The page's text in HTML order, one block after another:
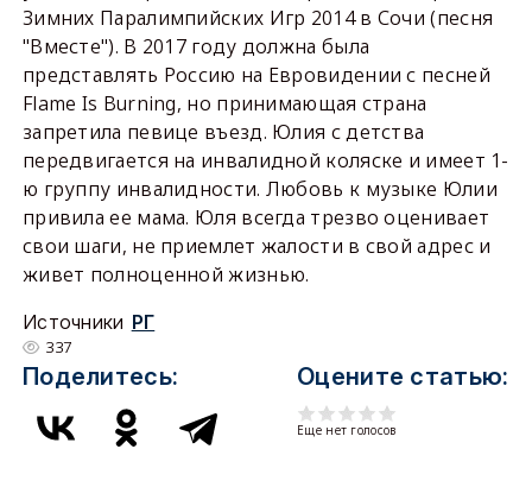
Зимних Паралимпийских Игр 2014 в Сочи (песня
"Вместе"). В 2017 году должна была
представлять Россию на Евровидении с песней
Flame Is Burning, но принимающая страна
запретила певице въезд. Юлия с детства
передвигается на инвалидной коляске и имеет 1-
ю группу инвалидности. Любовь к музыке Юлии
привила ее мама. Юля всегда трезво оценивает
свои шаги, не приемлет жалости в свой адрес и
живет полноценной жизнью.
Источники РГ
337
Поделитесь: Оцените статью:
Еще нет голосов